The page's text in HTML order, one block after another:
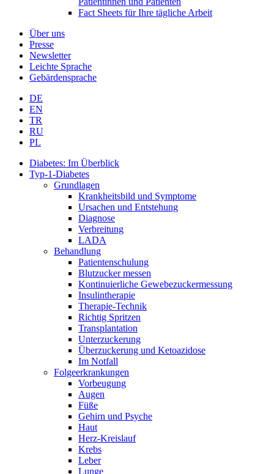
Fact Sheets für Ihre tägliche Arbeit
Über uns
Presse
Newsletter
Leichte Sprache
Gebärdensprache
DE
EN
TR
RU
PL
Diabetes: Im Überblick
Typ-1-Diabetes
Grundlagen
Krankheitsbild und Symptome
Ursachen und Entstehung
Diagnose
Verbreitung
LADA
Behandlung
Patientenschulung
Blutzucker messen
Kontinuierliche Gewebezuckermessung
Insulintherapie
Therapie-Technik
Richtig Spritzen
Transplantation
Unterzuckerung
Überzuckerung und Ketoazidose
Im Notfall
Folgeerkrankungen
Vorbeugung
Augen
Füße
Gehirn und Psyche
Haut
Herz-Kreislauf
Krebs
Leber
Lunge